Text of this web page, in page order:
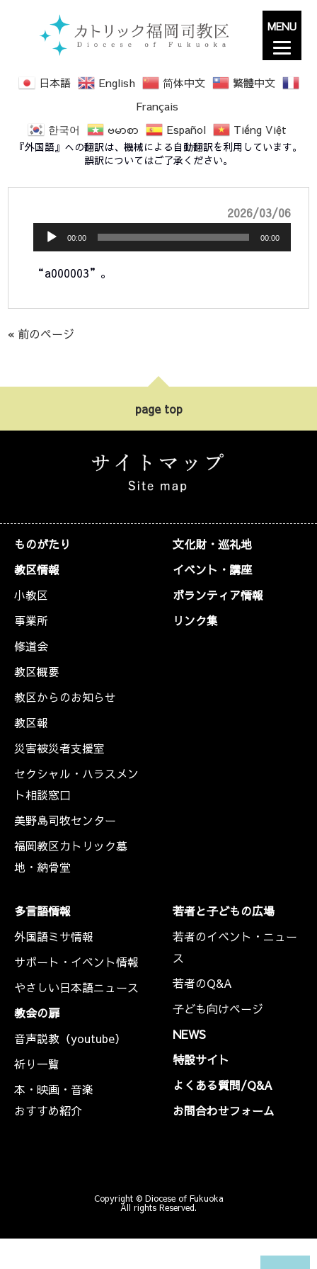
日本語 English 简体中文
繁體中文
Français
한국어
ဗမာစာ Español Tiếng Việt
『外国語』への翻訳は、機械による自動翻訳を利用しています。
誤訳についてはご了承ください。
a000003
2026/03/06音
プ
00:00 00:00
“a000003”。
« 前のページ
page top
ものがたり
教区情報
小教区
事業所
修道会
教区概要
教区からのお知らせ
教区報
災害被災者支援室
セクシャル・ハラスメン
ト相談窓口
美野島司牧センター
福岡教区カトリック墓
地・納骨堂
文化財・巡礼地
イベント・講座
ボランティア情報
リンク集
多言語情報
外国語ミサ情報
サポート・イベント情報
やさしい日本語ニュース
教会の扉
音声説教（youtube）
祈り一覧
本・映画・音楽
おすすめ紹介
若者と子どもの広場
若者のイベント・ニュー
ス
若者のQ&A
子ども向けページ
NEWS
特設サイト
よくある質問/Q&A
お問合わせフォーム
Copyright © Diocese of Fukuoka
All rights Reserved.
MENU